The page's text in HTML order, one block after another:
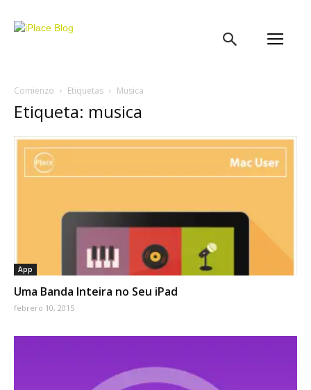
Comienzo Etiquetas Musica
Etiqueta: musica
App
Uma Banda Inteira no Seu iPad
febrero 10, 2015